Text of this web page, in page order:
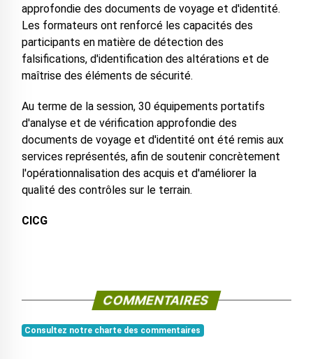
approfondie des documents de voyage et d'identité.
Les formateurs ont renforcé les capacités des
participants en matière de détection des
falsifications, d'identification des altérations et de
maîtrise des éléments de sécurité.
Au terme de la session, 30 équipements portatifs
d'analyse et de vérification approfondie des
documents de voyage et d'identité ont été remis aux
services représentés, afin de soutenir concrètement
l'opérationnalisation des acquis et d'améliorer la
qualité des contrôles sur le terrain.
CICG
COMMENTAIRES
Consultez notre charte des commentaires